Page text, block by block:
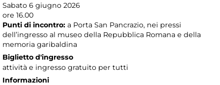
Sabato 6 giugno 2026
ore 16.00
Punti di incontro: a Porta San Pancrazio, nei pressi
dell’ingresso al museo della Repubblica Romana e della
memoria garibaldina
Biglietto d'ingresso
attività e ingresso gratuito per tutti
Informazioni